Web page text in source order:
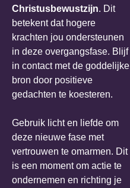
Christusbewustzijn. Dit
betekent dat hogere
krachten jou ondersteunen
in deze overgangsfase. Blijf
in contact met de goddelijke
bron door positieve
gedachten te koesteren.
Gebruik licht en liefde om
deze nieuwe fase met
vertrouwen te omarmen. Dit
is een moment om actie te
ondernemen en richting je